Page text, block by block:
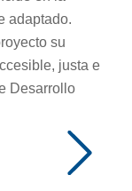
adaptado.
su
justa e
Desarrollo